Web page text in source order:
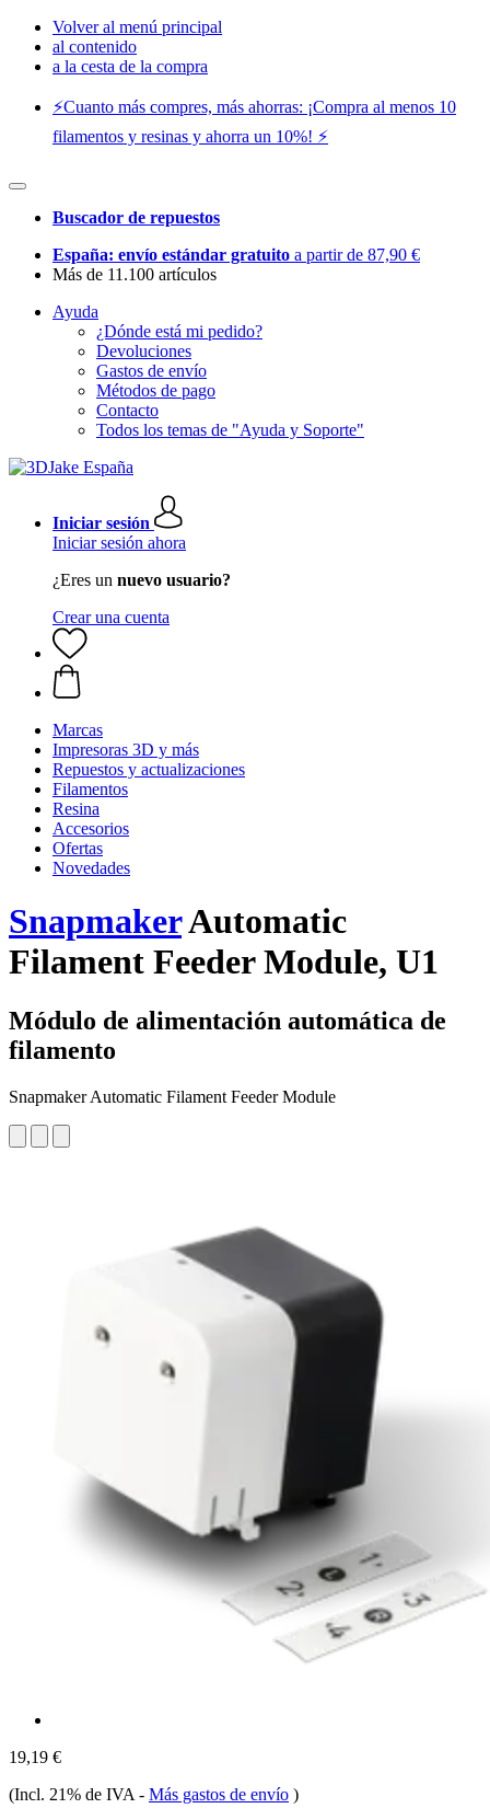
Volver al menú principal
al contenido
a la cesta de la compra
⚡️Cuanto más compres, más ahorras: ¡Compra al menos 10
filamentos y resinas y ahorra un 10%! ⚡️
Buscador de repuestos
España: envío estándar gratuito a partir de 87,90 €
Más de 11.100 artículos
Ayuda
¿Dónde está mi pedido?
Devoluciones
Gastos de envío
Métodos de pago
Contacto
Todos los temas de "Ayuda y Soporte"
Iniciar sesión
Iniciar sesión ahora
¿Eres un nuevo usuario?
Crear una cuenta
Marcas
Impresoras 3D y más
Repuestos y actualizaciones
Filamentos
Resina
Accesorios
Ofertas
Novedades
SnapmakerAutomatic
Filament Feeder Module, U1
Módulo de alimentación automática de
filamento
Snapmaker Automatic Filament Feeder Module
19,19 €
(Incl. 21% de IVA - Más gastos de envío )